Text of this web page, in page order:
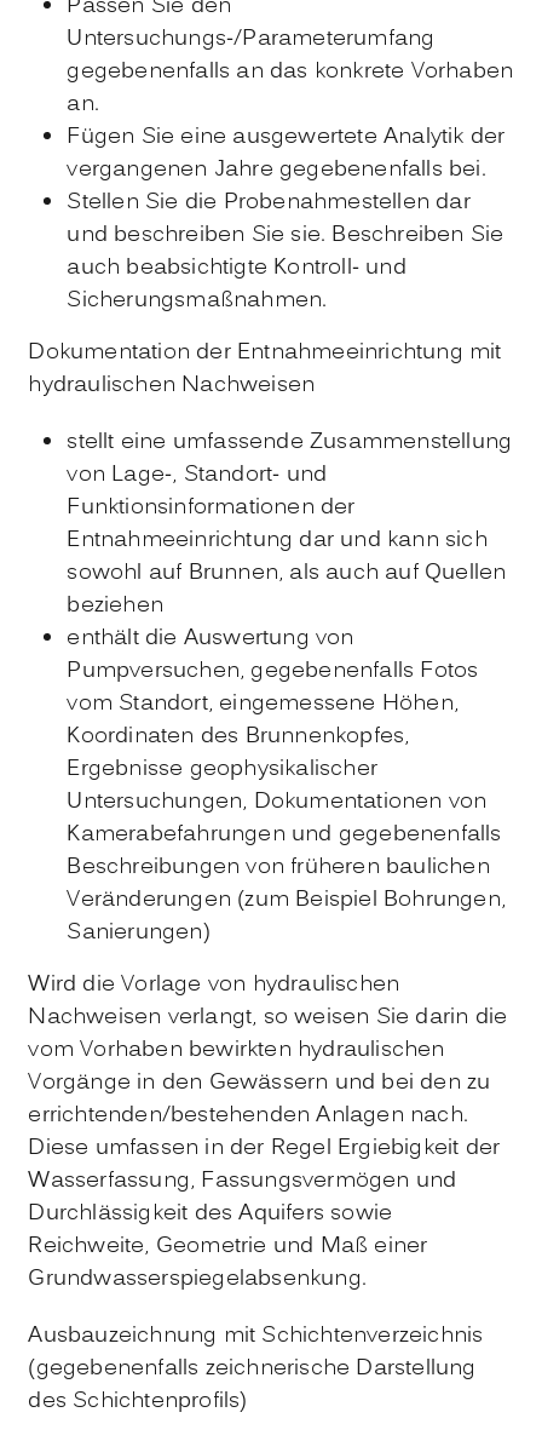
Passen Sie den
Untersuchungs-/Parameterumfang
gegebenenfalls an das konkrete Vorhaben
an.
Fügen Sie eine ausgewertete Analytik der
vergangenen Jahre gegebenenfalls bei.
Stellen Sie die Probenahmestellen dar
und beschreiben Sie sie. Beschreiben Sie
auch beabsichtigte Kontroll- und
Sicherungsmaßnahmen.
Dokumentation der Entnahmeeinrichtung mit
hydraulischen Nachweisen
stellt eine umfassende Zusammenstellung
von Lage-, Standort- und
Funktionsinformationen der
Entnahmeeinrichtung dar und kann sich
sowohl auf Brunnen, als auch auf Quellen
beziehen
enthält die Auswertung von
Pumpversuchen, gegebenenfalls Fotos
vom Standort, eingemessene Höhen,
Koordinaten des Brunnenkopfes,
Ergebnisse geophysikalischer
Untersuchungen, Dokumentationen von
Kamerabefahrungen und gegebenenfalls
Beschreibungen von früheren baulichen
Veränderungen (zum Beispiel Bohrungen,
Sanierungen)
Wird die Vorlage von hydraulischen
Nachweisen verlangt, so weisen Sie darin die
vom Vorhaben bewirkten hydraulischen
Vorgänge in den Gewässern und bei den zu
errichtenden/bestehenden Anlagen nach.
Diese umfassen in der Regel Ergiebigkeit der
Wasserfassung, Fassungsvermögen und
Durchlässigkeit des Aquifers sowie
Reichweite, Geometrie und Maß einer
Grundwasserspiegelabsenkung.
Ausbauzeichnung mit Schichtenverzeichnis
(gegebenenfalls zeichnerische Darstellung
des Schichtenprofils)